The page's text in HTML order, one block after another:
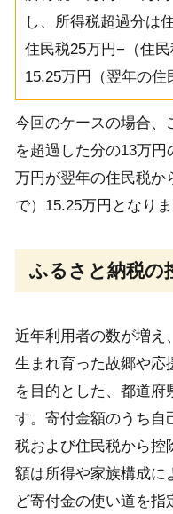
し、所得税超過分は
住民税25万円−（住
15.25万円（翌年の住
今回のケースの場合、
を超過した分の13万
万円が翌年の住民税か
で）15.25万円となりま
ふるさと納税の
近年利用者の数が増え
生まれ育った故郷や応
を目的とした、都道
す。寄付金額のうち自
税および住民税から控
額は所得や家族構成に
ど寄付金の使い道を指